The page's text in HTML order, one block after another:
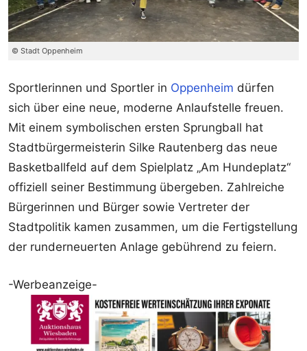
© Stadt Oppenheim
Sportlerinnen und Sportler in Oppenheim dürfen
sich über eine neue, moderne Anlaufstelle freuen.
Mit einem symbolischen ersten Sprungball hat
Stadtbürgermeisterin Silke Rautenberg das neue
Basketballfeld auf dem Spielplatz „Am Hundeplatz“
offiziell seiner Bestimmung übergeben. Zahlreiche
Bürgerinnen und Bürger sowie Vertreter der
Stadtpolitik kamen zusammen, um die Fertigstellung
der runderneuerten Anlage gebührend zu feiern.
-Werbeanzeige-